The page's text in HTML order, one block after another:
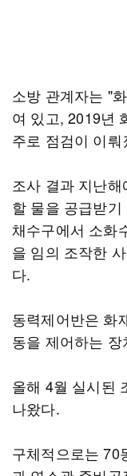
소방 관계자는 "
여 있고, 2019년
주로 점검이 이
조사 결과 지난
할 물을 공급받
채수구에서 소화
을 임의 조작한
다.
동력제어반은 화
동을 제어하는 장
올해 4월 실시된
나왔다.
구체적으로는 70